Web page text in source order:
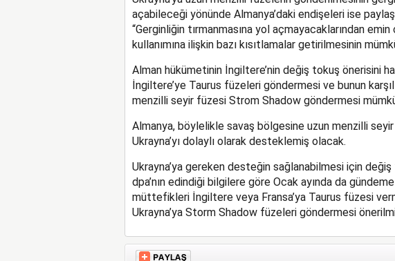
açabileceği yönünde Almanya’daki endişeleri ise
“Gerginliğin tırmanmasına yol açmayacaklarından
kullanımına ilişkin bazı kısıtlamalar getirilmesinin
Alman hükümetinin İngiltere’nin değiş tokuş önerisini
İngiltere’ye Taurus füzeleri göndermesi ve bunun
menzilli seyir füzesi Strom Shadow göndermesi
Almanya, böylelikle savaş bölgesine uzun menzilli
Ukrayna’yı dolaylı olarak desteklemiş olacak.
Ukrayna’ya gereken desteğin sağlanabilmesi için
dpa’nın edindiği bilgilere göre Ocak ayında da
müttefikleri İngiltere veya Fransa’ya Taurus füzesi
Ukrayna’ya Storm Shadow füzeleri göndermesi